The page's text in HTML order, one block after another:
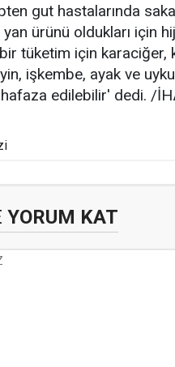
gut hastalarında
ürünü oldukları için
bir tüketim için
işkembe, ayak ve
edilebilir' dedi. /
YORUM KAT